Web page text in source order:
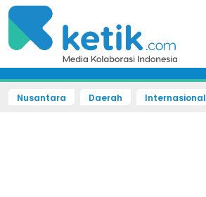
Nusantara Daerah Internasional